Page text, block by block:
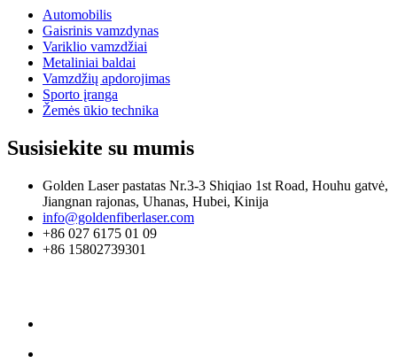
Automobilis
Gaisrinis vamzdynas
Variklio vamzdžiai
Metaliniai baldai
Vamzdžių apdorojimas
Sporto įranga
Žemės ūkio technika
Susisiekite su mumis
Golden Laser pastatas Nr.3-3 Shiqiao 1st Road, Houhu gatvė,
Jiangnan rajonas, Uhanas, Hubei, Kinija
info@goldenfiberlaser.com
+86 027 6175 01 09
+86 15802739301